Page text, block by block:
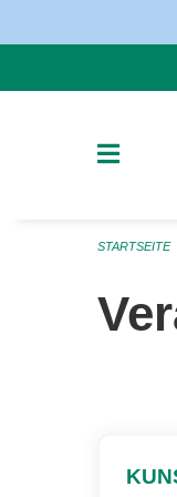
STARTSEITE